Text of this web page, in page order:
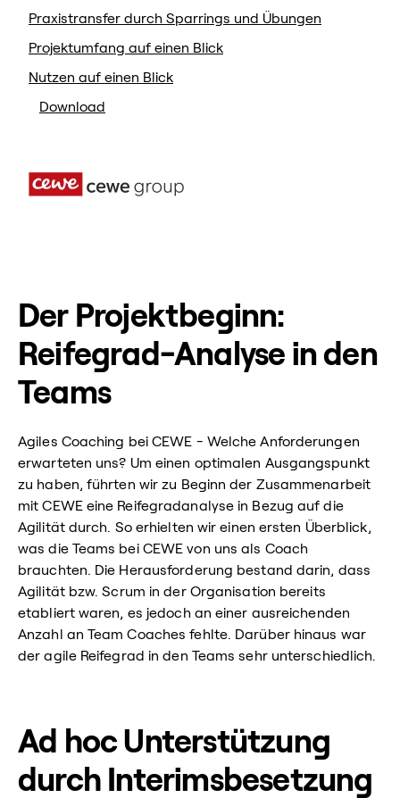
Praxistransfer durch Sparrings und Übungen
Projektumfang auf einen Blick
Nutzen auf einen Blick
Download
Der Projektbeginn:
Reifegrad-Analyse in den
Teams
Agiles Coaching bei CEWE - Welche Anforderungen
erwarteten uns? Um einen optimalen Ausgangspunkt
zu haben, führten wir zu Beginn der Zusammenarbeit
mit CEWE eine Reifegradanalyse in Bezug auf die
Agilität durch. So erhielten wir einen ersten Überblick,
was die Teams bei CEWE von uns als Coach
brauchten. Die Herausforderung bestand darin, dass
Agilität bzw. Scrum in der Organisation bereits
etabliert waren, es jedoch an einer ausreichenden
Anzahl an Team Coaches fehlte. Darüber hinaus war
der agile Reifegrad in den Teams sehr unterschiedlich.
Ad hoc Unterstützung
durch Interimsbesetzung